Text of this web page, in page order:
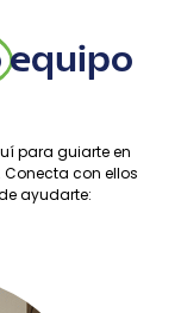
equipo
para guiarte en
con ellos
ayudarte: